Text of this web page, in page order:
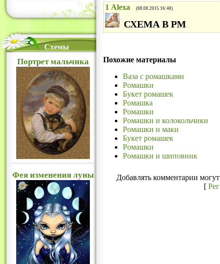
Схемы
Портрет мальчика
Фея изменения луны
1 Alexa (08.08.2015 16:48)
СХЕМА В РМ
Похожие материалы
Ваза с ромашками
Ромашки
Букет ромашек
Ромашка
Ромашки
Ромашки и колокольчики
Ромашки и маки
Букет ромашек
Ромашки
Ромашки и шиповник
Добавлять комментарии
[